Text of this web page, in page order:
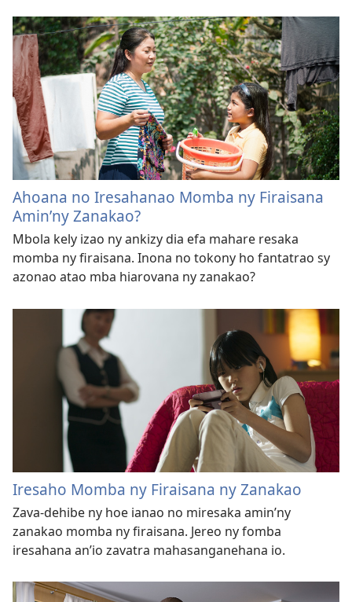
Ahoana no Iresahanao Momba ny Firaisana
Amin’ny Zanakao?
Mbola kely izao ny ankizy dia efa mahare resaka
momba ny firaisana. Inona no tokony ho fantatrao sy
azonao atao mba hiarovana ny zanakao?
Iresaho Momba ny Firaisana ny Zanakao
Zava-dehibe ny hoe ianao no miresaka amin’ny
zanakao momba ny firaisana. Jereo ny fomba
iresahana an’io zavatra mahasanganehana io.